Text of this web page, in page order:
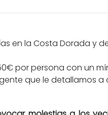
en la Costa Dorada y
por persona con un
que le detallamos a